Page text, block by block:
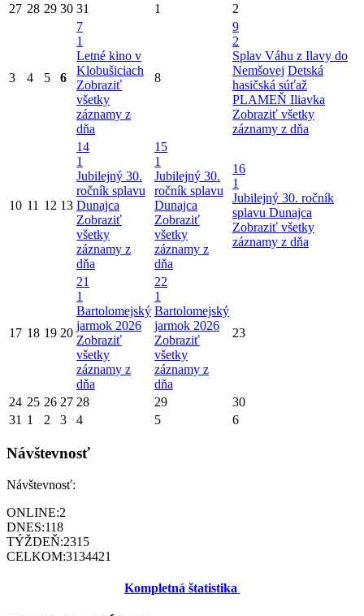
27 28 29 30 31 1 2
3 4 5 6
7
1
Letné kino v
Klobušiciach
Zobraziť
všetky
záznamy z
dňa
8
9
2
Splav Váhu z Ilavy do
Nemšovej Detská
hasičská súťaž
PLAMEŇ Iliavka
Zobraziť všetky
záznamy z dňa
10 11 12 13
14
1
Jubilejný 30.
ročník splavu
Dunajca
Zobraziť
všetky
záznamy z
dňa
15
1
Jubilejný 30.
ročník splavu
Dunajca
Zobraziť
všetky
záznamy z
dňa
16
1
Jubilejný 30. ročník
splavu Dunajca
Zobraziť všetky
záznamy z dňa
17 18 19 20
21
1
Bartolomejský
jarmok 2026
Zobraziť
všetky
záznamy z
dňa
22
1
Bartolomejský
jarmok 2026
Zobraziť
všetky
záznamy z
dňa
23
24 25 26 27 28 29
30
31 1 2 3 4 5 6
Návštevnosť
Návštevnosť:
ONLINE:2
DNES:118
TÝŽDEŇ:2315
CELKOM:3134421
Kompletná štatistika